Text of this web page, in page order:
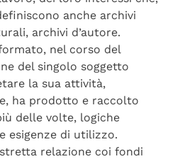
anche archivi
archivi d’autore.
nel corso del
del singolo soggetto
la sua attività,
ha prodotto e raccolto
delle volte, logiche
esigenze di utilizzo.
relazione coi fondi